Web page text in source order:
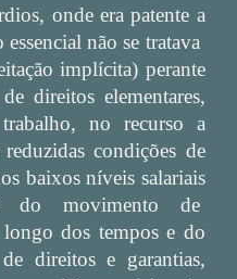
onde era patente a
não se tratava
implícita) perante
direitos elementares,
no recurso a
condições de
baixos níveis salariais
do movimento de
dos tempos e do
direitos e garantias,